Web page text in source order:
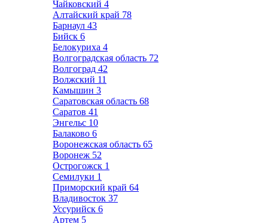
Чайковский 4
Алтайский край 78
Барнаул 43
Бийск 6
Белокуриха 4
Волгоградская область 72
Волгоград 42
Волжский 11
Камышин 3
Саратовская область 68
Саратов 41
Энгельс 10
Балаково 6
Воронежская область 65
Воронеж 52
Острогожск 1
Семилуки 1
Приморский край 64
Владивосток 37
Уссурийск 6
Артем 5